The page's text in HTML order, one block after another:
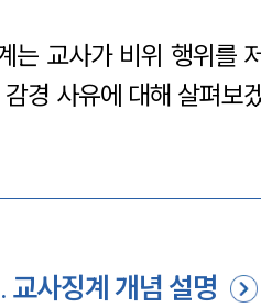
는 교사가 비위 행위를
경 사유에 대해 살펴보
. 교사징계 개념 설명